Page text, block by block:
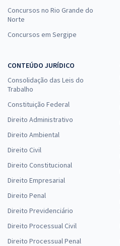
Concursos no Rio Grande do
Norte
Concursos em Sergipe
CONTEÚDO JURÍDICO
Consolidação das Leis do
Trabalho
Constituição Federal
Direito Administrativo
Direito Ambiental
Direito Civil
Direito Constitucional
Direito Empresarial
Direito Penal
Direito Previdenciário
Direito Processual Civil
Direito Processual Penal